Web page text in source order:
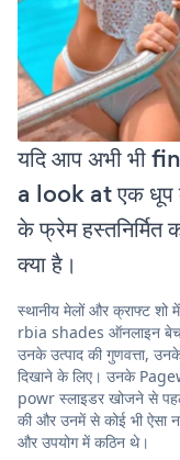
यदि आप अभी भी
a look at एक धूप
के फ्रेम
क्या है।
स्थानीय मेलों और क्राफ्ट
rbia shades ऑनलाइन
उनके उत्पाद की गुणवत्ता,
दिखाने के लिए। उनके
powr स्लाइडर खोजने से
की और उनमें से कोई भी ऐसा
और उपयोग में कठिन थे।